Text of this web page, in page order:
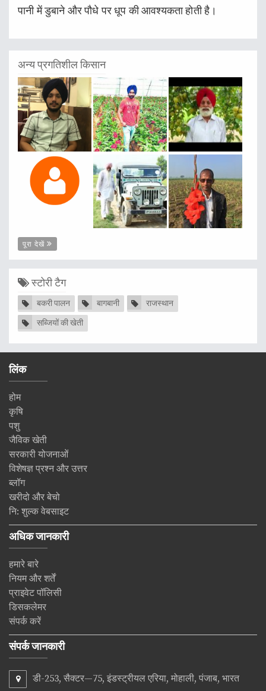
पानी में डुबाने और पौधे पर धूप की आवश्यकता होती है।
अन्य प्रगतिशील किसान
पूरा देखें
स्टोरी टैग
बकरी पालन बागबानी
राजस्थान
सब्जियों की खेती
लिंक
होम
कृषि
पशु
जैविक खेती
सरकारी योजनाओं
विशेषज्ञ प्रश्न और उत्तर
ब्लॉग
खरीदो और बेचो
नि: शुल्क वेबसाइट
अधिक जानकारी
हमारे बारे
नियम और शर्तें
प्राइवेट पॉलिसी
डिसकलेमर
संपर्क करें
संपर्क जानकारी
डी-253, सैक्टर—75, इंडस्ट्रीयल एरिया, मोहाली, पंजाब, भारत